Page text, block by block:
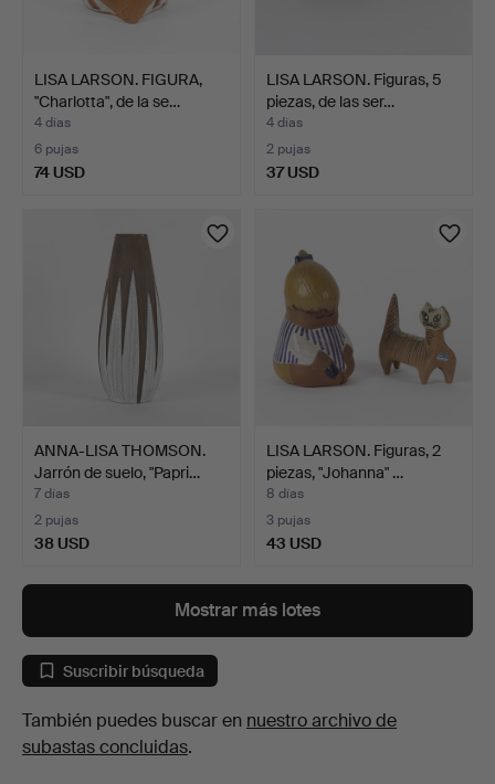
LISA LARSON. FIGURA,
"Charlotta", de la se…
4 días
6 pujas
74 USD
LISA LARSON. Figuras, 5
piezas, de las ser…
4 días
2 pujas
37 USD
ANNA-LISA THOMSON.
Jarrón de suelo, "Papri…
7 días
2 pujas
38 USD
LISA LARSON. Figuras, 2
piezas, "Johanna" …
8 días
3 pujas
43 USD
Mostrar más lotes
Suscribir búsqueda
También puedes buscar en nuestro archivo de
subastas concluidas.